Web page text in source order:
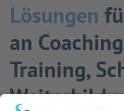
Lösungen
an
Training,